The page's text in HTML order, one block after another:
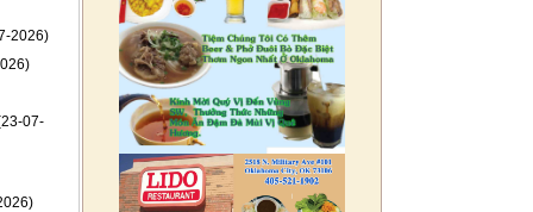
2026)
07-